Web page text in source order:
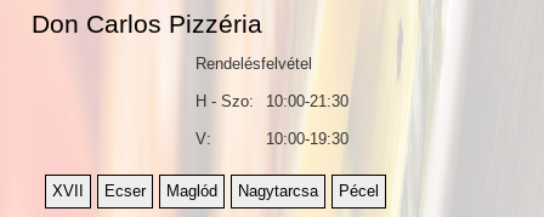
Don Carlos Pizzéria
Rendelésfelvétel
H - Szo: 10:00-21:30
V: 10:00-19:30
XVII Ecser Maglód Nagytarcsa Pécel